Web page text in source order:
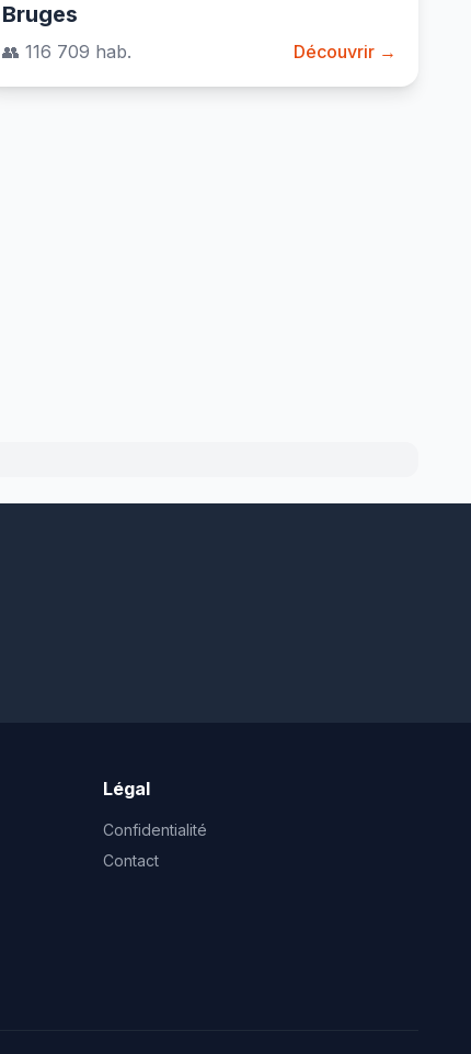
Bruges
👥 116 709 hab. Découvrir →
Légal
Confidentialité
Contact